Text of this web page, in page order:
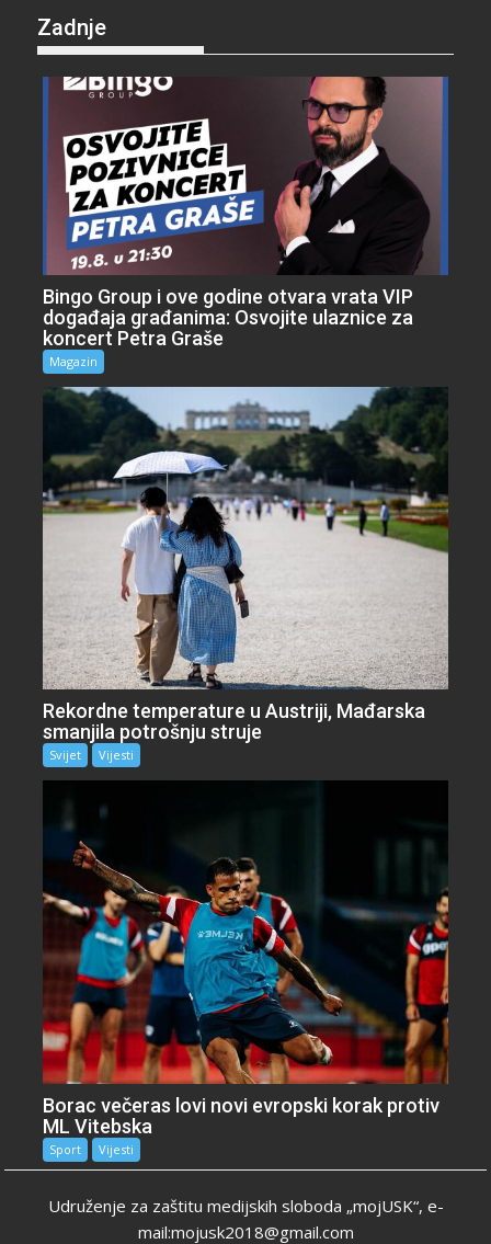
Zadnje
Bingo Group i ove godine otvara vrata VIP
događaja građanima: Osvojite ulaznice za
koncert Petra Graše
Magazin
Rekordne temperature u Austriji, Mađarska
smanjila potrošnju struje
Svijet Vijesti
Borac večeras lovi novi evropski korak protiv
ML Vitebska
Sport Vijesti
Udruženje za zaštitu medijskih sloboda „mojUSK“, e-
mail:mojusk2018@gmail.com